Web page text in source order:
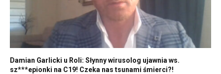
Damian Garlicki u Roli: Słynny wirusolog ujawnia ws.
sz***epionki na C19! Czeka nas tsunami śmierci?!